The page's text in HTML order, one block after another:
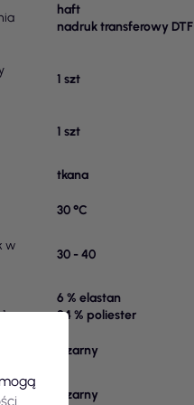
haft
nadruk transferowy DTF
1 szt
1 szt
tkana
30 °C
w
30 - 40
6 % elastan
94 % poliester
Czarny
Czarny